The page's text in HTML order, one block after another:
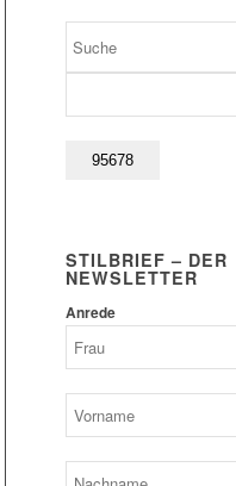
STILBRIEF – DER
NEWSLETTER
Anrede